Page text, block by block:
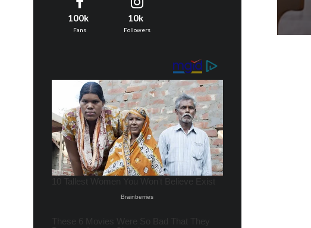
100k
Fans
10k
Followers